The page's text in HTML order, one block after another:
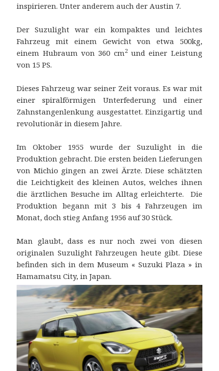
inspirieren. Unter anderem auch der Austin 7.
Der Suzulight war ein kompaktes und leichtes
Fahrzeug mit einem Gewicht von etwa 500kg,
einem Hubraum von 360 cm2und einer Leistung
von 15 PS.
Dieses Fahrzeug war seiner Zeit voraus. Es war mit
einer spiralförmigen Unterfederung und einer
Zahnstangenlenkung ausgestattet. Einzigartig und
revolutionär in diesem Jahre.
Im Oktober 1955 wurde der Suzulight in die
Produktion gebracht. Die ersten beiden Lieferungen
von Michio gingen an zwei Ärzte. Diese schätzten
die Leichtigkeit des kleinen Autos, welches ihnen
die ärztlichen Besuche im Alltag erleichterte. Die
Produktion begann mit 3 bis 4 Fahrzeugen im
Monat, doch stieg Anfang 1956 auf 30 Stück.
Man glaubt, dass es nur noch zwei von diesen
originalen Suzulight Fahrzeugen heute gibt. Diese
befinden sich in dem Museum « Suzuki Plaza » in
Hamamatsu City, in Japan.